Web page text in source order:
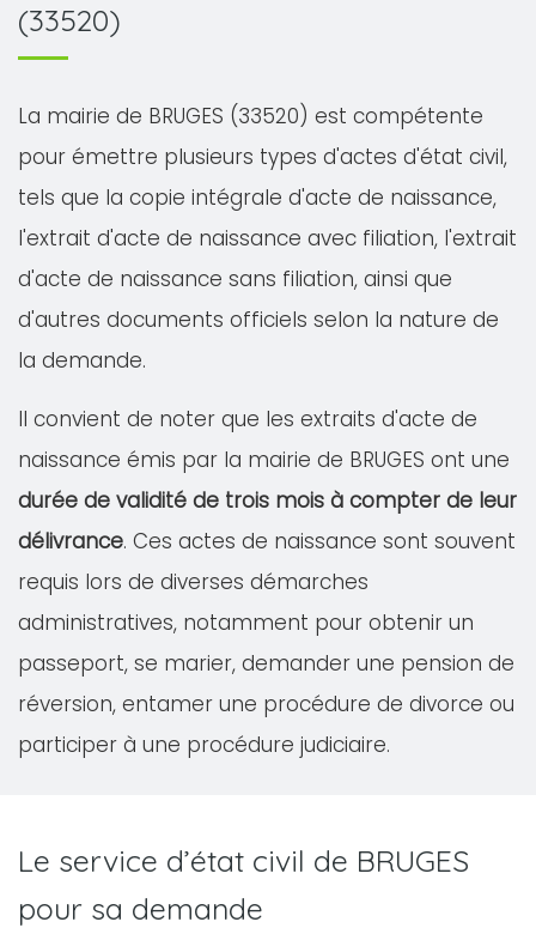
(33520)
La mairie de BRUGES (33520) est compétente
pour émettre plusieurs types d'actes d'état civil,
tels que la copie intégrale d'acte de naissance,
l'extrait d'acte de naissance avec filiation, l'extrait
d'acte de naissance sans filiation, ainsi que
d'autres documents officiels selon la nature de
la demande.
Il convient de noter que les extraits d'acte de
naissance émis par la mairie de BRUGES ont une
durée de validité de trois mois à compter de leur
délivrance. Ces actes de naissance sont souvent
requis lors de diverses démarches
administratives, notamment pour obtenir un
passeport, se marier, demander une pension de
réversion, entamer une procédure de divorce ou
participer à une procédure judiciaire.
Le service d’état civil de BRUGES
pour sa demande